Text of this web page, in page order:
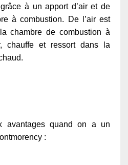
à un apport d’air et de
à combustion. De l’air est
chambre de combustion à
chauffe et ressort dans la
avantages quand on a un
: